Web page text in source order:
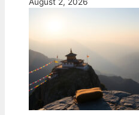
August 2, 2026